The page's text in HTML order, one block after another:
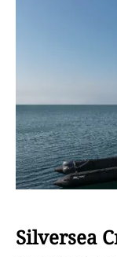
Silversea